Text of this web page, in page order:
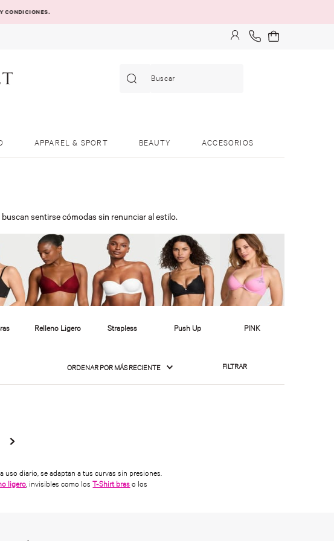
CONDICIONES.
APPAREL & SPORT BEAUTY ACCESORIOS
sentirse cómodas sin renunciar al estilo.
ORDENAR POR MÁS RECIENTE FILTRAR
uso diario, se adaptan a tus curvas sin presiones.
ligero , invisibles como losT-Shirt bras o los